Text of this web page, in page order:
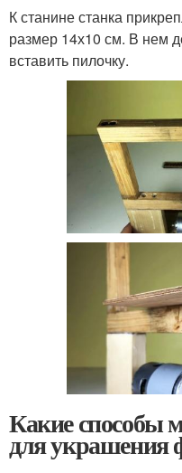
К станине станка
размер 14х10 см. В нем
вставить пилочку.
Какие способы
для украшения